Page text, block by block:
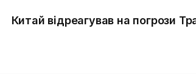
Китай відреагував на погрози